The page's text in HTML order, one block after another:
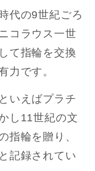
代の9世紀ごろ
コラウス一世
て指輪を交換
力です。
いえばプラチ
し11世紀の文
指輪を贈り、
記録されてい